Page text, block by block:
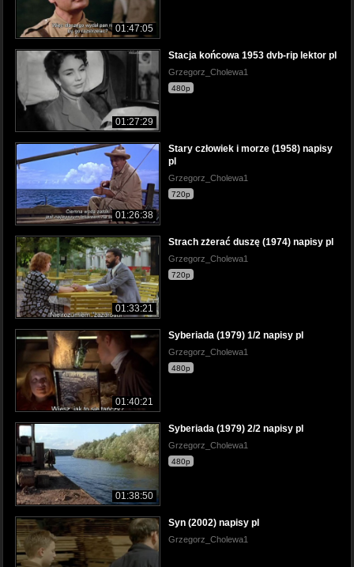
01:47:05
01:27:29
Stacja końcowa 1953 dvb-rip lektor pl
Grzegorz_Cholewa1
480p
01:26:38
Stary człowiek i morze (1958) napisy
pl
Grzegorz_Cholewa1
720p
01:33:21
Strach zżerać duszę (1974) napisy pl
Grzegorz_Cholewa1
720p
01:40:21
Syberiada (1979) 1/2 napisy pl
Grzegorz_Cholewa1
480p
01:38:50
Syberiada (1979) 2/2 napisy pl
Grzegorz_Cholewa1
480p
Syn (2002) napisy pl
Grzegorz_Cholewa1